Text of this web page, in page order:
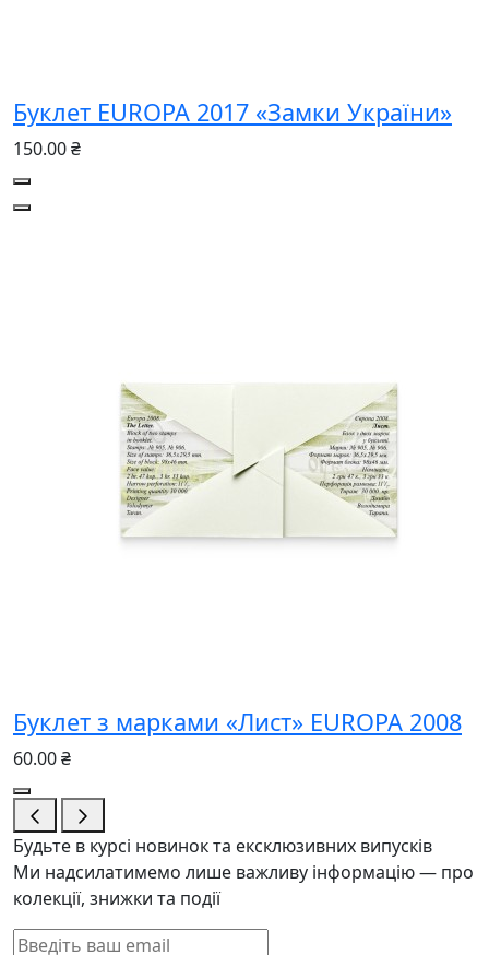
Буклет EUROPA 2017 «Замки України»
150.00 ₴
Буклет з марками «Лист» EUROPA 2008
60.00 ₴
Будьте в курсі новинок та ексклюзивних випусків
Ми надсилатимемо лише важливу інформацію — про
колекції, знижки та події